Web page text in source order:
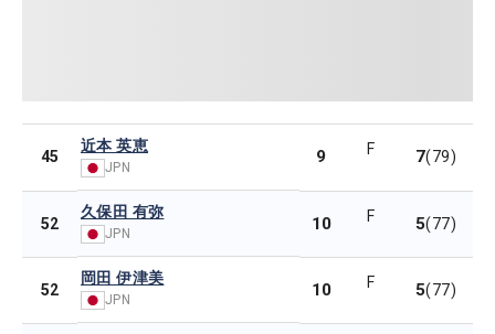
45
近本 英恵
JPN
9 F 7(79)
52
久保田 有弥
JPN 10 F 5(77)
52
岡田 伊津美
JPN 10 F 5(77)